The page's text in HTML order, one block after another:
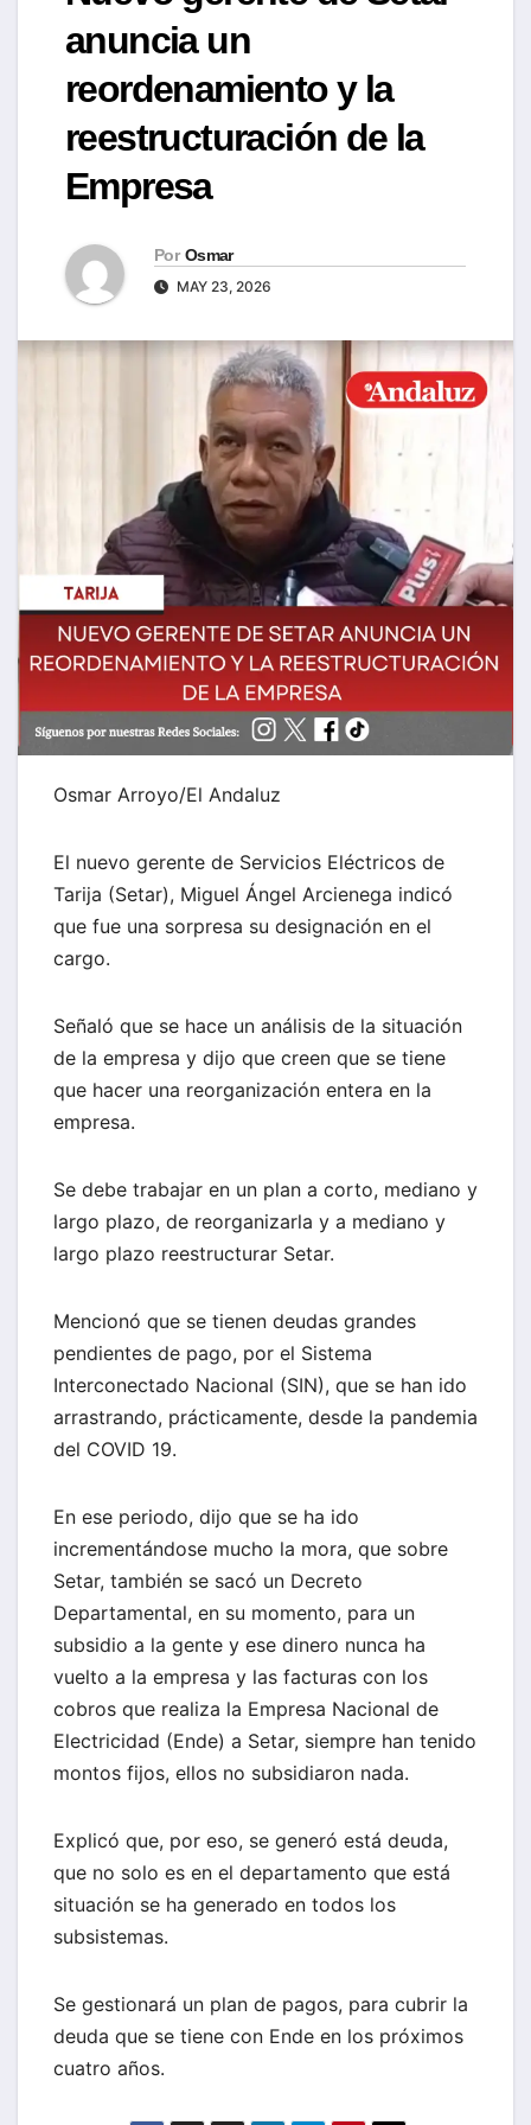
anuncia un
reordenamiento y la
reestructuración de la
Empresa
Por Osmar
MAY 23, 2026
Osmar Arroyo/El Andaluz
El nuevo gerente de Servicios Eléctricos de
Tarija (Setar), Miguel Ángel Arcienega indicó
que fue una sorpresa su designación en el
cargo.
Señaló que se hace un análisis de la situación
de la empresa y dijo que creen que se tiene
que hacer una reorganización entera en la
empresa.
Se debe trabajar en un plan a corto, mediano y
largo plazo, de reorganizarla y a mediano y
largo plazo reestructurar Setar.
Mencionó que se tienen deudas grandes
pendientes de pago, por el Sistema
Interconectado Nacional (SIN), que se han ido
arrastrando, prácticamente, desde la pandemia
del COVID 19.
En ese periodo, dijo que se ha ido
incrementándose mucho la mora, que sobre
Setar, también se sacó un Decreto
Departamental, en su momento, para un
subsidio a la gente y ese dinero nunca ha
vuelto a la empresa y las facturas con los
cobros que realiza la Empresa Nacional de
Electricidad (Ende) a Setar, siempre han tenido
montos fijos, ellos no subsidiaron nada.
Explicó que, por eso, se generó está deuda,
que no solo es en el departamento que está
situación se ha generado en todos los
subsistemas.
Se gestionará un plan de pagos, para cubrir la
deuda que se tiene con Ende en los próximos
cuatro años.